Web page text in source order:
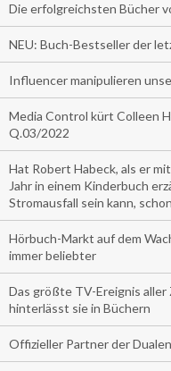
Die erfolgreichsten Bücher
NEU: Buch-Bestseller der
Influencer manipulieren
Media Control kürt Colleen
Q.03/2022
Hat Robert Habeck, als er
Jahr in einem Kinderbuch
Stromausfall sein kann,
Hörbuch-Markt auf dem
immer beliebter
Das größte TV-Ereignis
hinterlässt sie in Büchern
Offizieller Partner der